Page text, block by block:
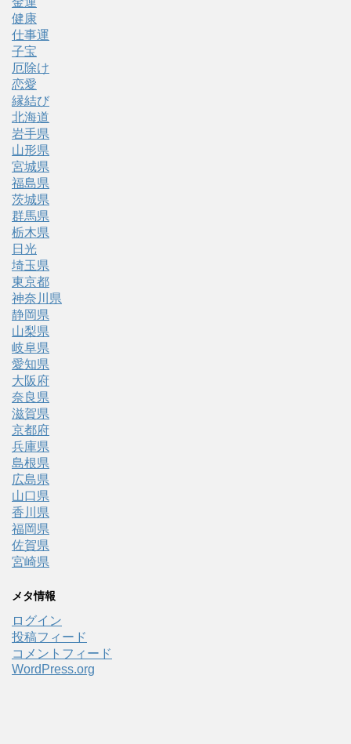
健康
仕事運
子宝
厄除け
恋愛
縁結び
北海道
岩手県
山形県
宮城県
福島県
茨城県
群馬県
栃木県
日光
埼玉県
東京都
神奈川県
静岡県
山梨県
岐阜県
愛知県
大阪府
奈良県
滋賀県
京都府
兵庫県
島根県
広島県
山口県
香川県
福岡県
佐賀県
宮崎県
メタ情報
ログイン
投稿フィード
コメントフィード
WordPress.org